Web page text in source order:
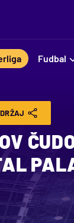
Fudbal